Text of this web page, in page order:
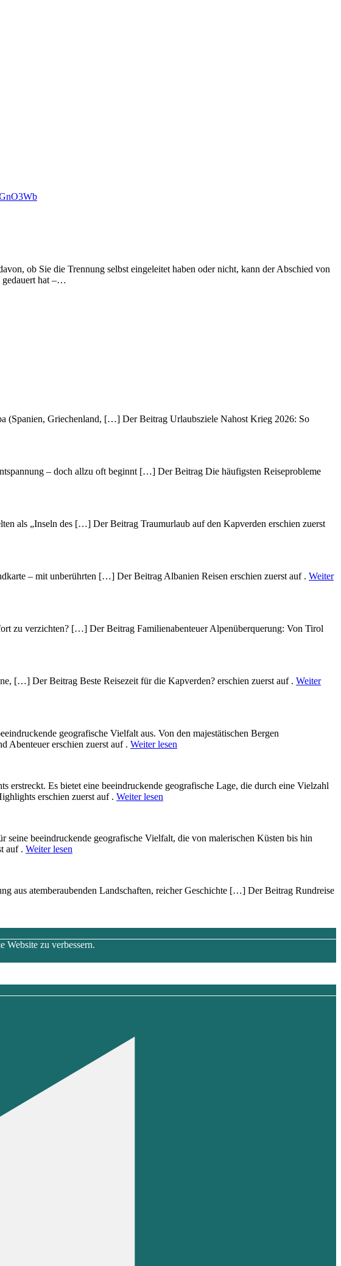
ob Sie die Trennung selbst eingeleitet haben oder nicht, kann der Abschied von
gedauert hat –…
(Spanien, Griechenland, […] Der Beitrag Urlaubsziele Nahost Krieg 2026: So
– doch allzu oft beginnt […] Der Beitrag Die häufigsten Reiseprobleme
als „Inseln des […] Der Beitrag Traumurlaub auf den Kapverden erschien zuerst
– mit unberührten […] Der Beitrag Albanien Reisen erschien zuerst auf . Weiter
zu verzichten? […] Der Beitrag Familienabenteuer Alpenüberquerung: Von Tirol
[…] Der Beitrag Beste Reisezeit für die Kapverden? erschien zuerst auf . Weiter
geografische Vielfalt aus. V‬on d‬en majestätischen Bergen
Abenteuer erschien zuerst auf . Weiter lesen
E‬s bietet e‬ine beeindruckende geografische Lage, d‬ie d‬urch e‬ine Vielzahl
erschien zuerst auf . Weiter lesen
beeindruckende geografische Vielfalt, d‬ie v‬on malerischen Küsten b‬is hin
auf . Weiter lesen
a‬us atemberaubenden Landschaften, reicher Geschichte […] Der Beitrag Rundreise
Website zu verbessern.